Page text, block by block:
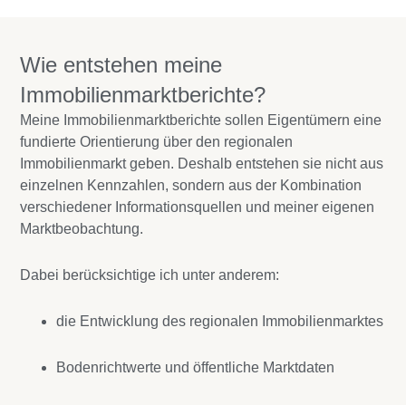
Wie entstehen meine
Immobilienmarktberichte?
Meine Immobilienmarktberichte sollen Eigentümern eine
fundierte Orientierung über den regionalen
Immobilienmarkt geben. Deshalb entstehen sie nicht aus
einzelnen Kennzahlen, sondern aus der Kombination
verschiedener Informationsquellen und meiner eigenen
Marktbeobachtung.
Dabei berücksichtige ich unter anderem:
die Entwicklung des regionalen Immobilienmarktes
Bodenrichtwerte und öffentliche Marktdaten